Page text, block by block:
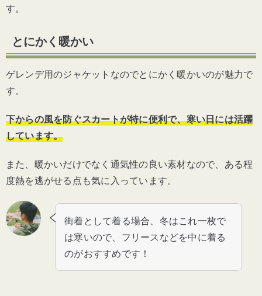
す。
とにかく暖かい
ゲレンデ用のジャケットなのでとにかく暖かいのが魅力で
す。
下からの風を防ぐスカートが特に便利で、寒い日には活躍
しています。
また、暖かいだけでなく通気性の良い素材なので、ある程
度熱を逃がせる点も気に入っています。
街着として着る場合、冬はこれ一枚で
は寒いので、フリースなどを中に着る
のがおすすめです！